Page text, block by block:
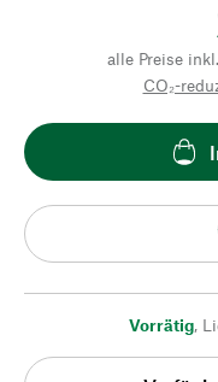
alle Preise
CO₂-
Vorrätig,